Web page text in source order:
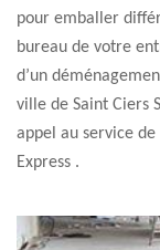
pour emballer
bureau de votre
d’un
ville de Saint Ciers
appel au service
Express .